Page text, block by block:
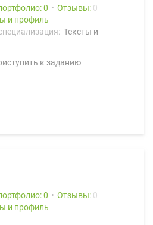
0 Отзывы: 0
и профиль
Тексты и
к заданию
0 Отзывы: 0
и профиль